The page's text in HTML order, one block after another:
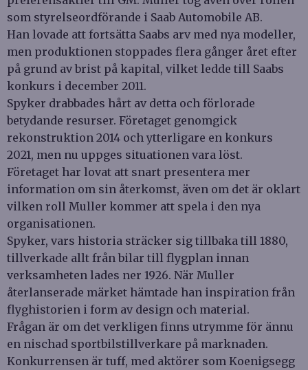
som styrelseordförande i Saab Automobile AB.
Han lovade att fortsätta Saabs arv med nya modeller,
men produktionen stoppades flera gånger året efter
på grund av brist på kapital, vilket ledde till Saabs
konkurs i december 2011.
Spyker drabbades hårt av detta och förlorade
betydande resurser. Företaget genomgick
rekonstruktion 2014 och ytterligare en konkurs
2021, men nu uppges situationen vara löst.
Företaget har lovat att snart presentera mer
information om sin återkomst, även om det är oklart
vilken roll Muller kommer att spela i den nya
organisationen.
Spyker, vars historia sträcker sig tillbaka till 1880,
tillverkade allt från bilar till flygplan innan
verksamheten lades ner 1926. När Muller
återlanserade märket hämtade han inspiration från
flyghistorien i form av design och material.
Frågan är om det verkligen finns utrymme för ännu
en nischad sportbilstillverkare på marknaden.
Konkurrensen är tuff, med aktörer som Koenigsegg